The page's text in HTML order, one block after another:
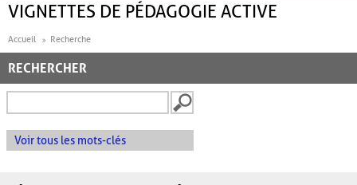
VIGNETTES DE PÉDAGOGIE ACTIVE
Accueil Recherche
RECHERCHER
Voir tous les mots-clés